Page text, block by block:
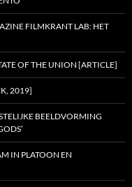
FILMKRANT LAB: HET
OF THE UNION [ARTICLE]
2019]
BEELDVORMING
IN PLATOON EN